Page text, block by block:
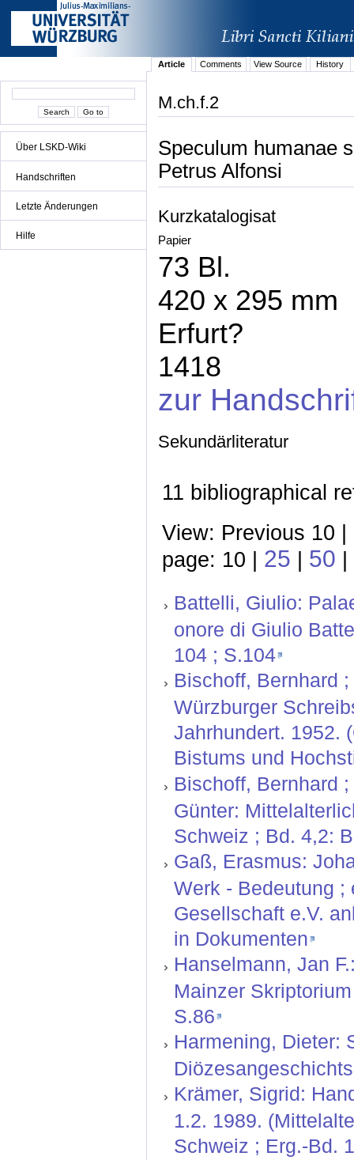
Über LSKD-Wiki
Handschriften
Letzte Änderungen
Hilfe
Article Comments View Source History
M.ch.f.2
Speculum humanae
Petrus Alfonsi
Kurzkatalogisat
Papier
73 Bl.
420 x 295 mm
Erfurt?
1418
zur
Sekundärliteratur
11 bibliographical
View: Previous 10 |
page: 10 | 25 | 50 |
Battelli, Giulio:
onore di Giulio
104 ; S.104
Bischoff, Bernhard
Würzburger
Jahrhundert. 1952.
Bistums und
Bischoff, Bernhard
Günter:
Schweiz ; Bd. 4,2:
Gaß, Erasmus:
Werk - Bedeutung ;
Gesellschaft e.V.
in Dokumenten
Hanselmann, Jan
Mainzer
S.86
Harmening, Dieter:
Krämer, Sigrid:
1.2. 1989.
Schweiz ; Erg.-Bd.